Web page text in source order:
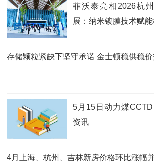
菲沃泰亮相2026杭
展：纳米镀膜技术赋
存储颗粒紧缺下坚守承诺 金士顿稳供稳
5月15日动力煤
资讯
4月上海、杭州、吉林新房价格环比涨幅